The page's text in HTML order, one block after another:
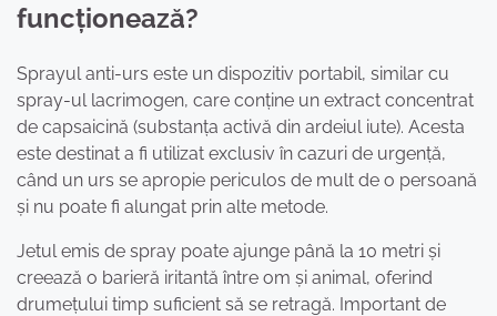
funcționează?
Sprayul anti-urs este un dispozitiv portabil, similar cu
spray-ul lacrimogen, care conține un extract concentrat
de capsaicină (substanța activă din ardeiul iute). Acesta
este destinat a fi utilizat exclusiv în cazuri de urgență,
când un urs se apropie periculos de mult de o persoană
și nu poate fi alungat prin alte metode.
Jetul emis de spray poate ajunge până la 10 metri și
creează o barieră iritantă între om și animal, oferind
drumețului timp suficient să se retragă. Important de